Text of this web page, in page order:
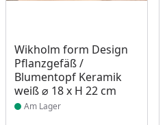
Wikholm form Design
Pflanzgefäß /
Blumentopf Keramik
weiß ⌀ 18 x H 22 cm
Produkt am Lager
Am Lager